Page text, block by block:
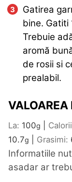
Gatirea
bine. Gatiti
Trebuie
aromă
de rosii si
prealabil.
VALOAREA
La: 100g
10.7g Grasimi:
Informatiile nutritionale sunt calculate automat,
asadar ar